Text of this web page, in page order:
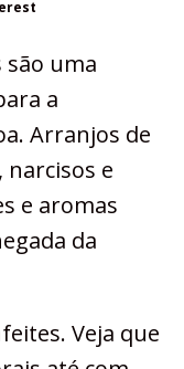
são uma
a
Arranjos de
e
e aromas
da
Veja que